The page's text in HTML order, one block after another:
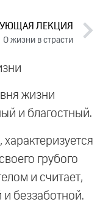
ЛЕКЦИЯ
О жизни в страсти
жизни
и благостный.
грубого
и считает,
беззаботной.